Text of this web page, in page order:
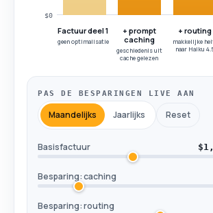
$0
Factuur deel 1
geen optimalisatie
+ prompt
caching
geschiedenis uit
cache gelezen
+ routing
makkelijke
naar Haiku
PAS DE BESPARINGEN LIVE AAN
Maandelijks Jaarlijks Reset
Basisfactuur
Besparing: caching
Besparing: routing